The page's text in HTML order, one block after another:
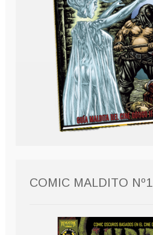
COMIC MALDITO Nº1